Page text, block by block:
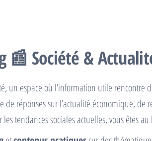
📰 Société &
un espace où l’information utile
réponses sur l’actualité économique,
les tendances sociales actuelles, vous êtes